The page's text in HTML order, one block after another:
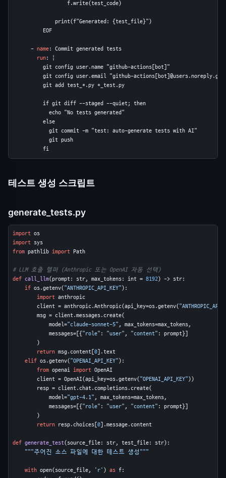
                  f.write(test_code)
              print(f"Generated: {test_file}")
          EOF
      -
name: Commit generated tests
run: |
          git config user.name "github-actions[bot]"
git config user.email "github-
          git add test_*.py *_test.py
          if git diff --staged --quiet; then
            echo "No tests generated"
          else
            git commit -m "test: auto-generate tests with AI"
            git push
          fi
테스트 생성 스크립트
generate_tests.py
import
import
from pathlib import Path
# LLM 호출 헬퍼 (Anthropic 또는 OpenAI 자동 선택)
def call_llm(prompt: str, max_tokens: int = 8192) -> str:
if os.getenv( "ANTHROPIC_API_KEY" ):
import anthropic
        client = anthropic.Anthropic(api_key=os.getenv(
        msg = client.messages.create(
            model=
"claude-sonnet-5" , max_tokens=max_tokens,
            messages=[{
"role" : "user" , "content" : prompt}]
        )
return msg.content[0 ].text
elif os.getenv( "OPENAI_API_KEY" ):
from openai import OpenAI
        client = OpenAI(api_key=os.getenv(
"OPENAI_API_KEY" ))
        resp = client.chat.completions.create(
            model=
"gpt-4.1" , max_tokens=max_tokens,
            messages=[{
"role" : "user" , "content" : prompt}]
        )
return resp.choices[0 ].message.content
def generate_test(source_file: str, test_file: str):
"""주어진 소스 파일에 대한 테스트 생성"""
with open(source_file, 'r' ) as f: